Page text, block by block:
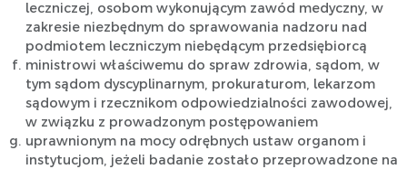
leczniczej, osobom wykonującym zawód medyczny, w
zakresie niezbędnym do sprawowania nadzoru nad
podmiotem leczniczym niebędącym przedsiębiorcą
ministrowi właściwemu do spraw zdrowia, sądom, w
tym sądom dyscyplinarnym, prokuraturom, lekarzom
sądowym i rzecznikom odpowiedzialności zawodowej,
w związku z prowadzonym postępowaniem
uprawnionym na mocy odrębnych ustaw organom i
instytucjom, jeżeli badanie zostało przeprowadzone na